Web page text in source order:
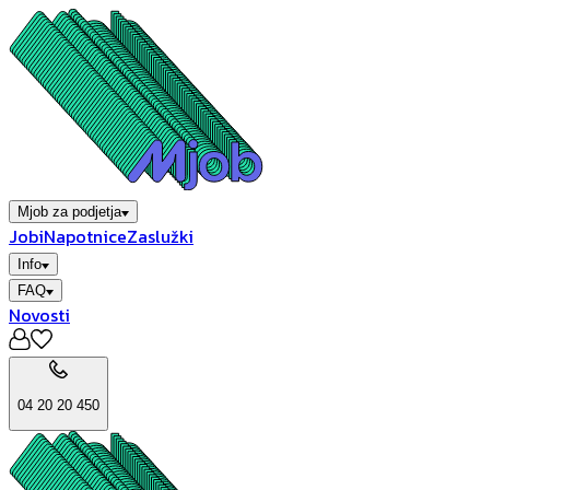
Mjob za podjetja
JobiNapotniceZaslužki
Info
FAQ
Novosti
04 20 20 450